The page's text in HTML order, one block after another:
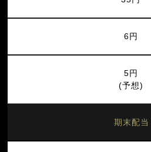
6円
5円
(予想)
期末配当